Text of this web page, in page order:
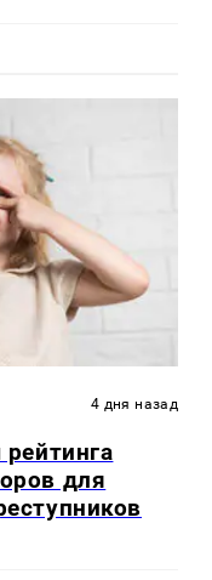
4 дня назад
для